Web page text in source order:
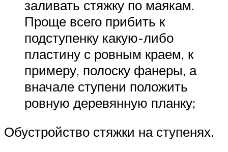
заливать стяжку по маякам.
Проще всего прибить к
подступенку какую-либо
пластину с ровным краем, к
примеру, полоску фанеры, а
вначале ступени положить
ровную деревянную планку;
Обустройство стяжки на ступенях.